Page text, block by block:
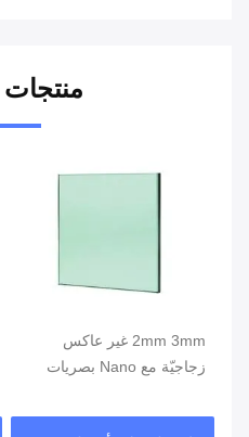
منتجات
2mm 3mm غير عاكس
زجاجيّة مع Nano بصريات